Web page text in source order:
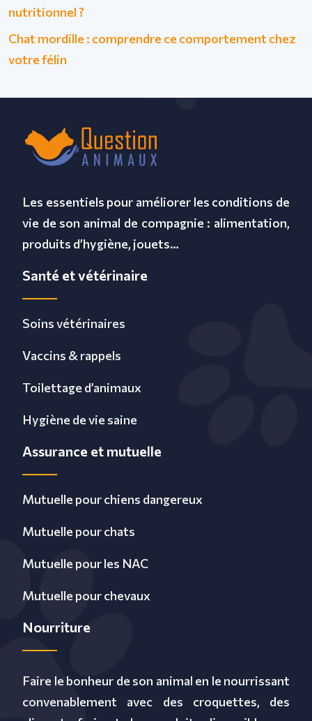
nutritionnel ?
Chat mordille : comprendre ce comportement chez
votre félin
Les essentiels pour améliorer les conditions de
vie de son animal de compagnie : alimentation,
produits d’hygiène, jouets…
Santé et vétérinaire
Soins vétérinaires
Vaccins & rappels
Toilettage d’animaux
Hygiène de vie saine
Assurance et mutuelle
Mutuelle pour chiens dangereux
Mutuelle pour chats
Mutuelle pour les NAC
Mutuelle pour chevaux
Nourriture
Faire le bonheur de son animal en le nourrissant
convenablement avec des croquettes, des